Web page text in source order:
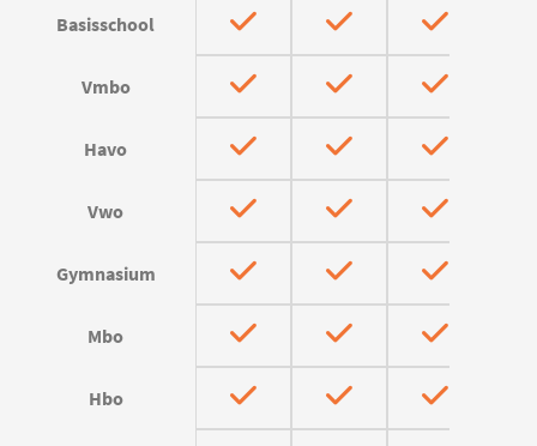
Basisschool
Vmbo
Havo
Vwo
Gymnasium
Mbo
Hbo